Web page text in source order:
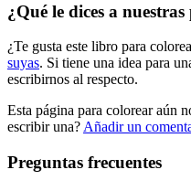
Mandalas
Música e instrumentos musicales
Peluches y caballos
Primavera y pascua
Transporte
¿Qué le dices a
¿Te gusta este libro para
suyas. Si tiene una idea para
escribirnos al respecto.
Esta página para colorear aún
escribir una? Añadir un
Preguntas frecuentes